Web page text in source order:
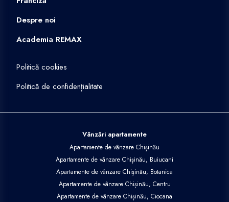
Despre noi
Academia REMAX
Politică cookies
Politică de confidențialitate
Vânzări apartamente
Apartamente de vânzare Chișinău
Apartamente de vânzare Chișinău, Buiucani
Apartamente de vânzare Chișinău, Botanica
Apartamente de vânzare Chișinău, Centru
Apartamente de vânzare Chișinău, Ciocana